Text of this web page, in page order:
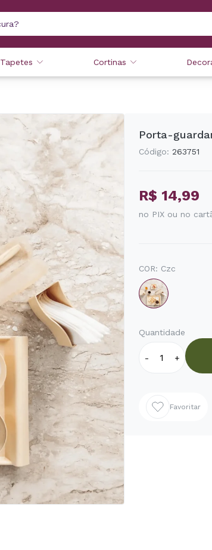
Tapetes Cortinas
Porta-
Código: 263751
R$ 14,99
no PIX ou no
COR: Czc
Quantidade
- +
Favoritar